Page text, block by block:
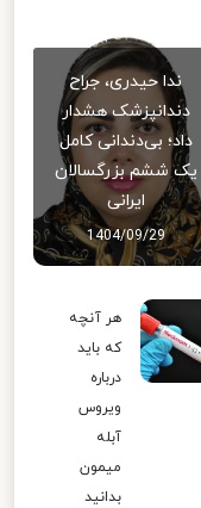
ندا حیدری، جراح
دندانپزشک هشدار
داد؛ بی‌دندانی کامل
یک ششم بزرگسالان
ایرانی
1404/09/29
هر آنچه
که باید
درباره
ویروس
آبله
میمون
بدانید